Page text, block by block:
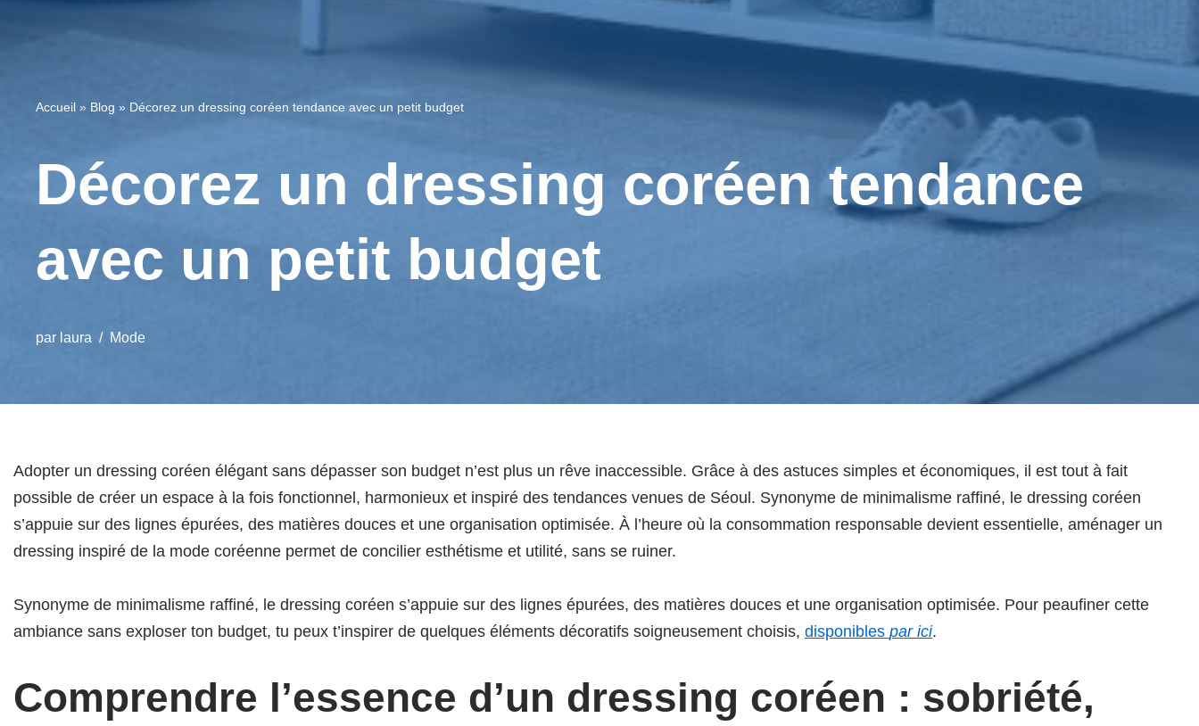
Accueil » Blog » Décorez un dressing coréen tendance avec un petit budget
Décorez un dressing coréen tendance
avec un petit budget
par laura Mode
Adopter un dressing coréen élégant sans dépasser son budget n’est plus un rêve inaccessible. Grâce à des astuces simples et économiques, il est tout à fait
possible de créer un espace à la fois fonctionnel, harmonieux et inspiré des tendances venues de Séoul. Synonyme de minimalisme raffiné, le dressing coréen
s’appuie sur des lignes épurées, des matières douces et une organisation optimisée. À l’heure où la consommation responsable devient essentielle, aménager un
dressing inspiré de la mode coréenne permet de concilier esthétisme et utilité, sans se ruiner.
Synonyme de minimalisme raffiné, le dressing coréen s’appuie sur des lignes épurées, des matières douces et une organisation optimisée. Pour peaufiner cette
ambiance sans exploser ton budget, tu peux t’inspirer de quelques éléments décoratifs soigneusement choisis, disponibles par ici.
Comprendre l’essence d’un dressing coréen : sobriété,